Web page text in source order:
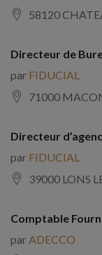
58120
Directeur de
par FIDUCIAL
71000
Directeur
par FIDUCIAL
39000 LONS
Comptable
par ADECCO